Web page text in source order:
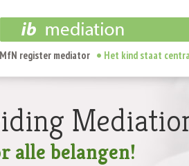
MfN register mediator Het kind staat
alle belangen!